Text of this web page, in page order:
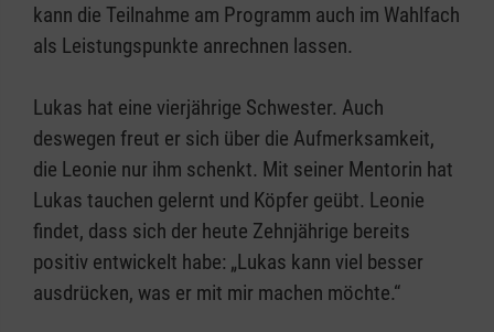
kann die Teilnahme am Programm auch im Wahlfach
als Leistungspunkte anrechnen lassen.
Lukas hat eine vierjährige Schwester. Auch
deswegen freut er sich über die Aufmerksamkeit,
die Leonie nur ihm schenkt. Mit seiner Mentorin hat
Lukas tauchen gelernt und Köpfer geübt. Leonie
findet, dass sich der heute Zehnjährige bereits
positiv entwickelt habe: „Lukas kann viel besser
ausdrücken, was er mit mir machen möchte.“